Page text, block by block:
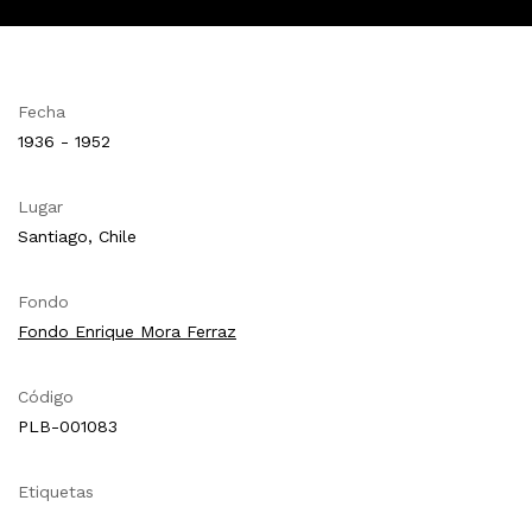
Fecha
1936 - 1952
Lugar
Santiago, Chile
Fondo
Fondo Enrique Mora Ferraz
Código
PLB-001083
Etiquetas